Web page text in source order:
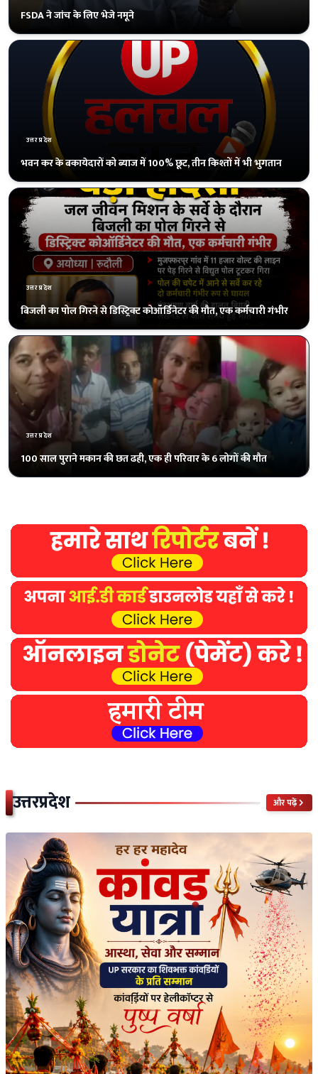
बसपा के एकमात्र विधायक उमाशंकर सिंह का दिल्ली में निधन
उत्तरप्रदेश
मुआवजे और सरकारी नौकरी की मांग पर अड़े परिजन, 38 घंटे बाद हुआ अंतिम
संस्कार
उत्तरप्रदेश
राम मंदिर की नींव से ‘नव्य अयोध्या’ तक का 6 साल का सफर, संतों ने घर-घर
दीप जलाने की अपील
उत्तरप्रदेश
जर्जर सड़क पर भरे पानी में ग्रामीणों ने की धान की रोपाई
उत्तरप्रदेश और पढ़ें